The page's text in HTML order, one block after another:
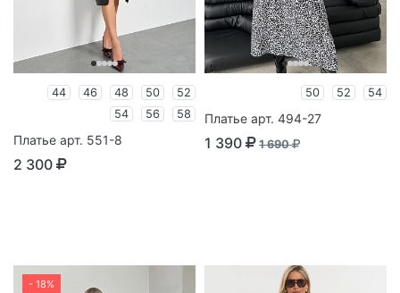
44 46 48 50
52
54
56 58
Платье арт. 551-8
2 300
50 52 54
Платье арт. 494-27
1 390 1 690
- 18%